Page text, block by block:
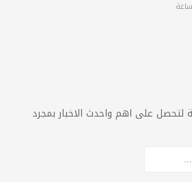
لتحصل على اهم واحدث الاخبار بمجرد